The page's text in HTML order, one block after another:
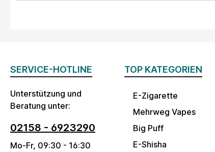
SERVICE-HOTLINE
Unterstützung und
Beratung unter:
02158 - 6923290
Mo-Fr, 09:30 - 16:30
TOP KATEGORIEN
E-Zigarette
Mehrweg Vapes
Big Puff
E-Shisha